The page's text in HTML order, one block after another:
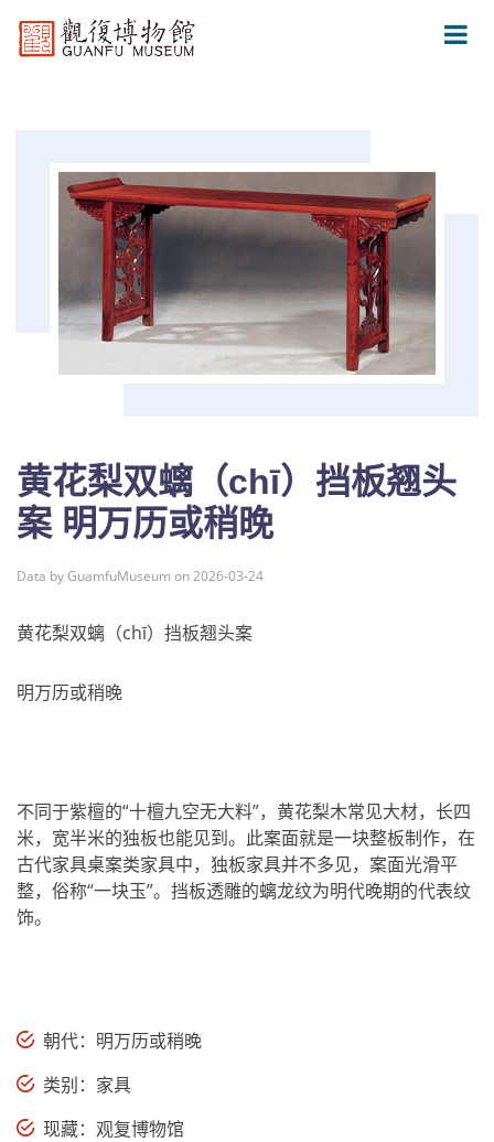
黄花梨双螭（chī）挡板翘头
案 明万历或稍晚
Data by GuamfuMuseum on 2026-03-24
黄花梨双螭（chī）挡板翘头案
明万历或稍晚
不同于紫檀的“十檀九空无大料”，黄花梨木常见大材，长四
米，宽半米的独板也能见到。此案面就是一块整板制作，在
古代家具桌案类家具中，独板家具并不多见，案面光滑平
整，俗称“一块玉”。挡板透雕的螭龙纹为明代晚期的代表纹
饰。
朝代：明万历或稍晚
类别：家具
现藏：观复博物馆